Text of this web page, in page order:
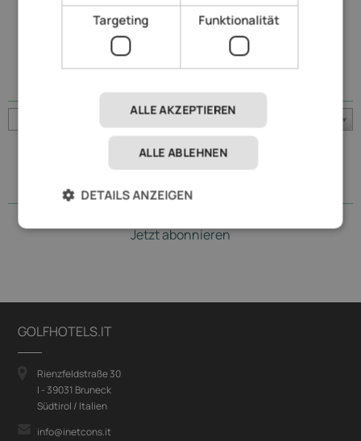
Latium
Golfclubs
Golf Club Roma Acquasanta
Newsletter
Aktuelle News
Jetzt abonnieren
GOLFHOTELS.IT
Rienzfeldstraße 30
I - 39031 Bruneck
Südtirol / Italien
info@inetcons.it
Targeting Funktionalität
ALLE AKZEPTIEREN
ALLE ABLEHNEN
DETAILS ANZEIGEN